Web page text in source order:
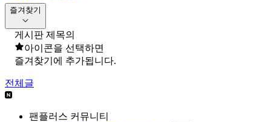
즐겨찾기
게시판 제목의
아이콘을 선택하면
즐겨찾기에 추가됩니다.
전체글
팬플러스 커뮤니티